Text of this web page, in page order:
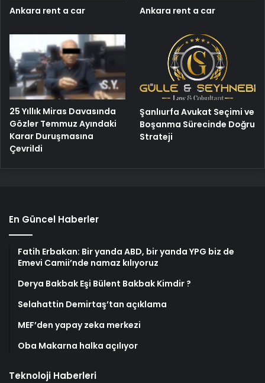
Ankara rent a car Ankara rent a car
25 Yıllık Miras Davasında
Gözler Temmuz Ayındaki
Karar Duruşmasına
Çevrildi
Şanlıurfa Avukat Seçimi ve
Boşanma Sürecinde Doğru
Strateji
En Güncel Haberler
Fatih Erbakan: Bir yanda ABD, bir yanda YPG biz de
Emevi Camii’nde namaz kılıyoruz
Derya Bakbak Eşi Bülent Bakbak Kimdir ?
Selahattin Demirtaş’tan açıklama
MEF’den yapay zeka merkezi
Oba Makarna halka açılıyor
Teknoloji Haberleri